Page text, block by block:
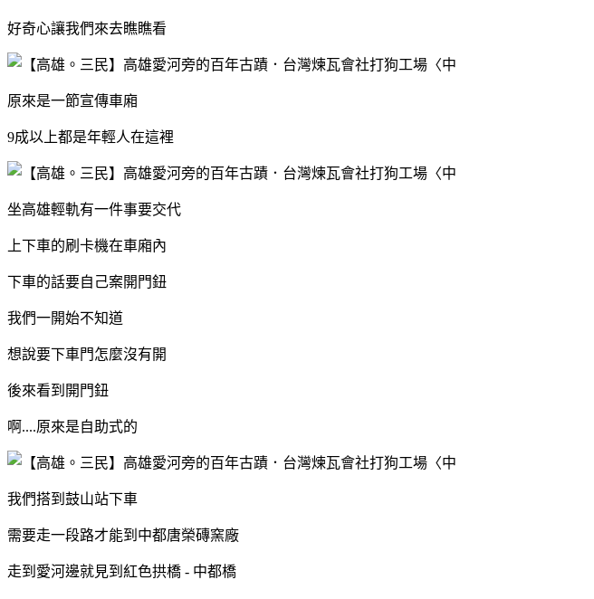
好奇心讓我們來去瞧瞧看
原來是一節宣傳車廂
9成以上都是年輕人在這裡
坐高雄輕軌有一件事要交代
上下車的刷卡機在車廂內
下車的話要自己案開門鈕
我們一開始不知道
想說要下車門怎麼沒有開
後來看到開門鈕
啊....原來是自助式的
我們搭到鼓山站下車
需要走一段路才能到中都唐榮磚窯廠
走到愛河邊就見到紅色拱橋 - 中都橋